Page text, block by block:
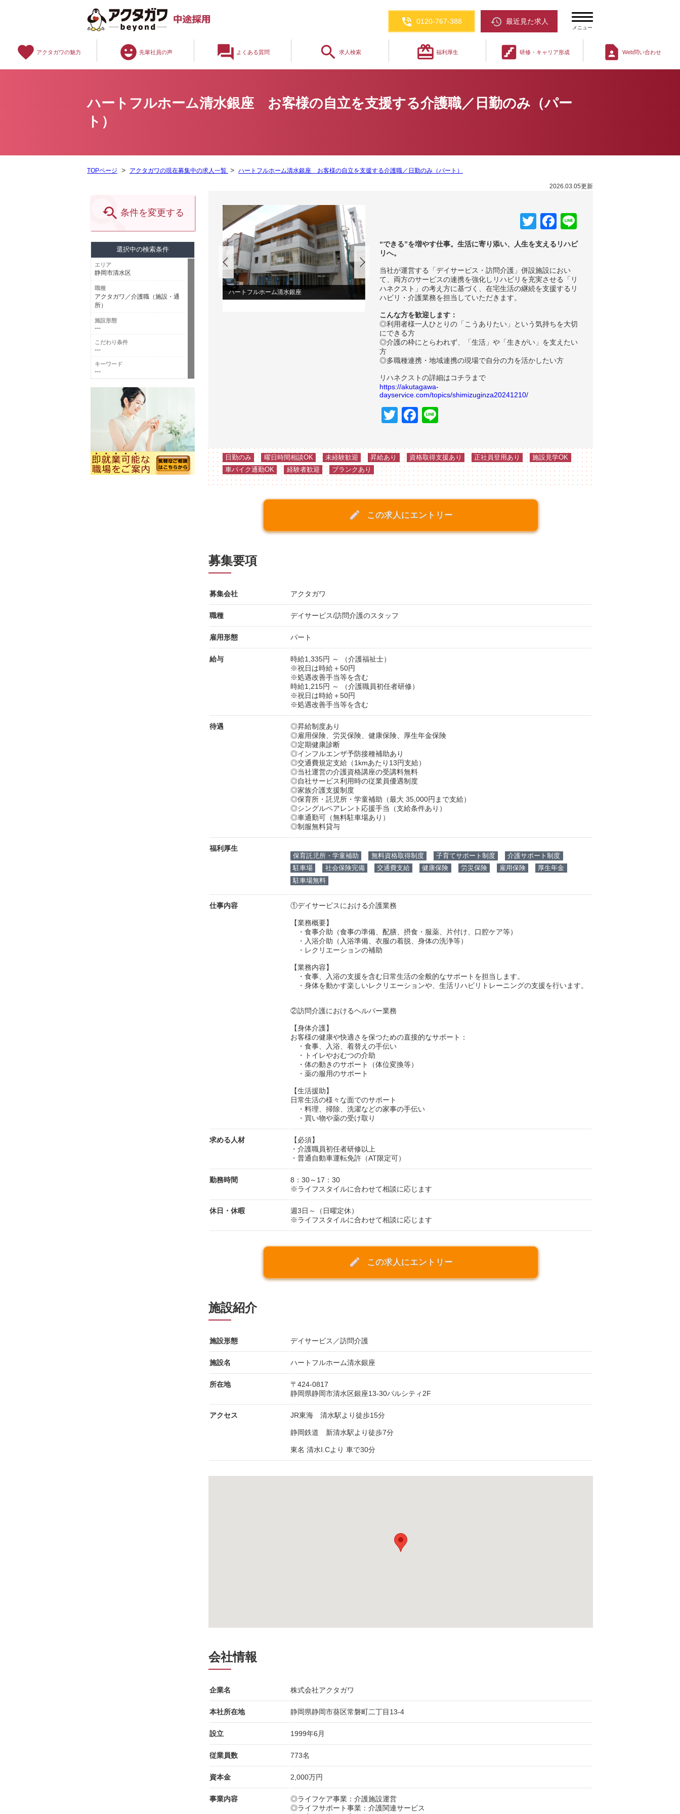
phone_in_talk 0120-767-388 restore 最近見た求人
メニュー
favorite アクタガワの魅力 emoji_emotions 先輩社員の声 question_answer よくある質問 search 求人検索 redeem 福利厚生 stairs 研修・キャリア形成 contact_page Web問い合わせ
ハートフルホーム清水銀座 お客様の自立を支援する介護職／日勤のみ（パー
ト）
TOPページ アクタガワの現在募集中の求人一覧 ハートフルホーム清水銀座 お客様の自立を支援する介護職／日勤のみ（パート）
2026.03.05更新
ハートフルホーム清水銀座
TwitterFacebook
“できる”を増やす仕事。生活に寄り添い、人生を支えるリハビ
リへ。
当社が運営する「デイサービス・訪問介護」併設施設におい
て、両方のサービスの連携を強化しリハビリを充実させる「リ
ハネクスト」の考え方に基づく、在宅生活の継続を支援するリ
ハビリ・介護業務を担当していただきます。
こんな方を歓迎します：
◎利用者様一人ひとりの「こうありたい」という気持ちを大切
にできる方
◎介護の枠にとらわれず、「生活」や「生きがい」を支えたい
方
◎多職種連携・地域連携の現場で自分の力を活かしたい方
リハネクストの詳細はコチラまで
https://akutagawa-
dayservice.com/topics/shimizuginza20241210/
TwitterFacebook
日勤のみ 曜日時間相談OK 未経験歓迎 昇給あり 資格取得支援あり 正社員登用あり
施設見学OK
車バイク通勤OK
経験者歓迎 ブランクあり
create この求人にエントリー
募集要項
募集会社 アクタガワ
職種 デイサービス/訪問介護のスタッフ
雇用形態 パート
給与 時給1,335円 ～
（介護福祉士）
※祝日は時給＋50円
※処遇改善手当等を含む
時給1,215円 ～
（介護職員初任者研修）
※祝日は時給＋50円
※処遇改善手当等を含む
待遇
◎昇給制度あり
◎雇用保険、労災保険、健康保険、厚生年金保険
◎定期健康診断
◎インフルエンザ予防接種補助あり
◎交通費規定支給（1kmあたり13円支給）
◎当社運営の介護資格講座の受講料無料
◎自社サービス利用時の従業員優遇制度
◎家族介護支援制度
◎保育所・託児所・学童補助（最大 35,000円まで支給）
◎シングルペアレント応援手当（支給条件あり）
◎車通勤可（無料駐車場あり）
◎制服無料貸与
福利厚生
保育託児所・学童補助 無料資格取得制度 子育てサポート制度
介護サポート制度
駐車場
社会保険完備 交通費支給 健康保険 労災保険 雇用保険
厚生年金
駐車場無料
仕事内容 ①デイサービスにおける介護業務
【業務概要】
・食事介助（食事の準備、配膳、摂食・服薬、片付け、口腔ケア等）
・入浴介助（入浴準備、衣服の着脱、身体の洗浄等）
・レクリエーションの補助
【業務内容】
・食事、入浴の支援を含む日常生活の全般的なサポートを担当します。
・身体を動かす楽しいレクリエーションや、生活リハビリトレーニングの支援を行います。
②訪問介護におけるヘルパー業務
【身体介護】
お客様の健康や快適さを保つための直接的なサポート：
・食事、入浴、着替えの手伝い
・トイレやおむつの介助
・体の動きのサポート（体位変換等）
・薬の服用のサポート
【生活援助】
日常生活の様々な面でのサポート
・料理、掃除、洗濯などの家事の手伝い
・買い物や薬の受け取り
求める人材
【必須】
・介護職員初任者研修以上
・普通自動車運転免許（AT限定可）
勤務時間
8：30～17：30
※ライフスタイルに合わせて相談に応じます
休日・休暇
週3日～（日曜定休）
※ライフスタイルに合わせて相談に応じます
create この求人にエントリー
施設紹介
施設形態 デイサービス／訪問介護
施設名 ハートフルホーム清水銀座
所在地
〒424-0817
静岡県静岡市清水区銀座13-30パルシティ2F
アクセス JR東海 清水駅より徒歩15分
静岡鉄道 新清水駅より徒歩7分
東名 清水I.Cより 車で30分
会社情報
企業名 株式会社アクタガワ
本社所在地 静岡県静岡市葵区常磐町二丁目13-4
設立 1999年6月
従業員数 773名
資本金 2,000万円
事業内容
◎ライフケア事業：介護施設運営
◎ライフサポート事業：介護関連サービス
 条件を変更する
選択中の検索条件
エリア
静岡市清水区
職種
アクタガワ／介護職（施設・通
所）
施設形態
---
こだわり条件
---
キーワード
---